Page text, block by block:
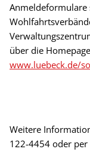
Anmeldeformulare
über die
www.luebeck.de/
Weitere
122-4454 oder per